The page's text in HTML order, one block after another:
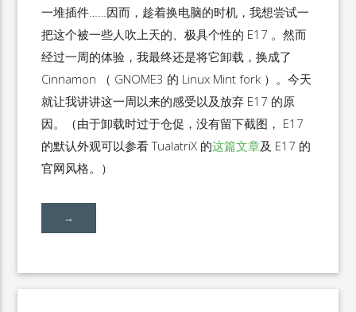
一堆插件……因而，趁着换电脑的时机，我想尝试一
把这个被一些人吹上天的、极具个性的 E17 。然而
经过一周的体验，我最终还是将它卸载，换成了
Cinnamon （ GNOME3 的 Linux Mint fork ）。今天
就让我讲讲这一周以来的感受以及放弃 E17 的原
因。（由于卸载时过于仓促，没有留下截图， E17
的默认外观可以参看 TualatriX 的这篇文章及 E17 的
官网风格。）
→